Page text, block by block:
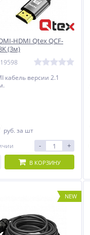
HDMI Qtex QCF-
(3м)
кабель версии 2.1
руб. за шт
- +
В КОРЗИНУ
NEW